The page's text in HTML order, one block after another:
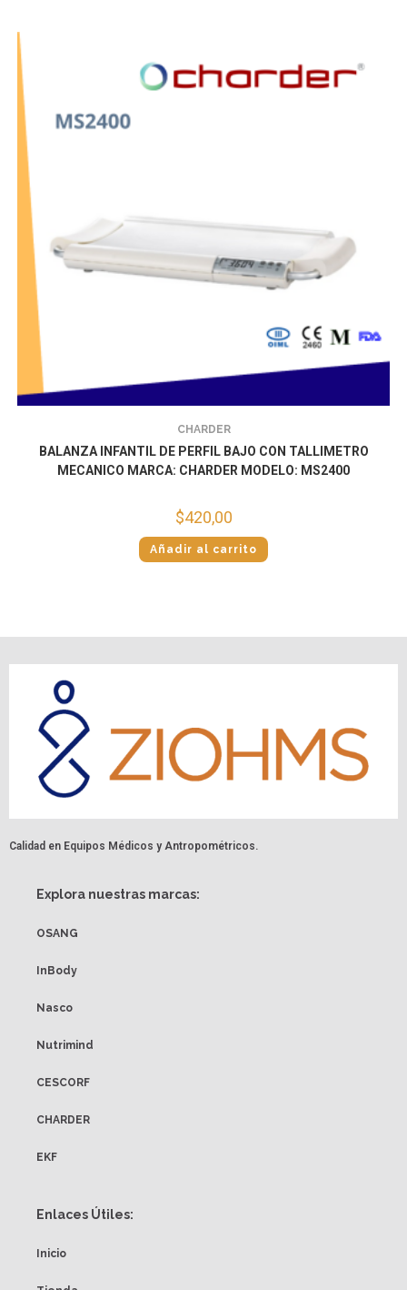
CHARDER
BALANZA INFANTIL DE PERFIL BAJO CON TALLIMETRO
MECANICO MARCA: CHARDER MODELO: MS2400
$420,00
Añadir al carrito
Calidad en Equipos Médicos y Antropométricos.
Explora nuestras marcas:
OSANG
InBody
Nasco
Nutrimind
CESCORF
CHARDER
EKF
Enlaces Útiles:
Inicio